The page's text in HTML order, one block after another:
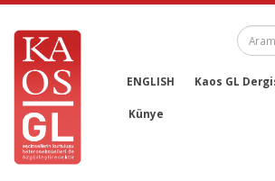
ENGLISH Kaos GL
Künye